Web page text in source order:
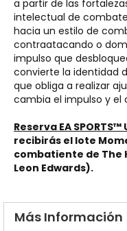
a partir de las
intelectual de
hacia un estilo de
contraatacando o
impulso que
convierte la identidad
que obliga a realizar
cambia el impulso y el
Reserva EA
recibirás el lote
combatiente de The
Leon Edwards).
Más Información